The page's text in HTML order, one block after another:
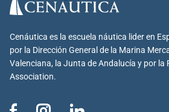
Cenáutica es la escuela náutica lider en
por la Dirección General de la Marina
Valenciana, la Junta de Andalucía y por la
Association.